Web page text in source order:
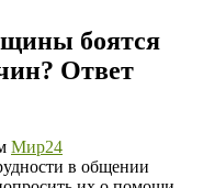
боятся
Ответ
Мир24
в общении